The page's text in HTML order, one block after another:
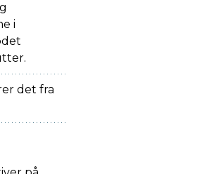
i
det fra